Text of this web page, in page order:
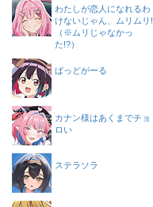
わたしが恋人になれるわ
けないじゃん、ムリムリ!
（※ムリじゃなかっ
た!?）
ばっどがーる
カナン様はあくまでチョ
ロい
ステラソラ